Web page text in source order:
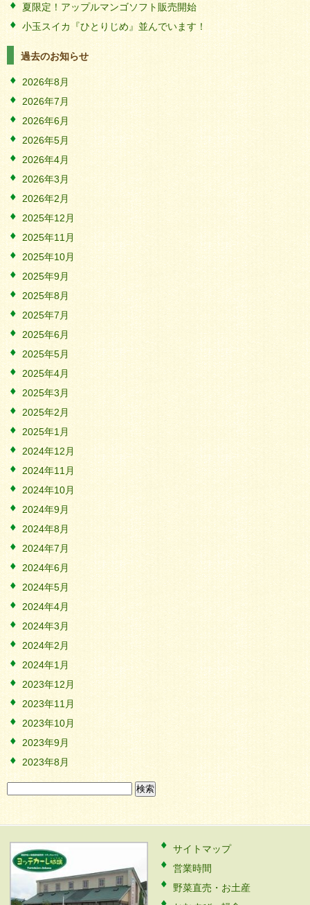
夏限定！アップルマンゴソフト販売開始
小玉スイカ『ひとりじめ』並んでいます！
過去のお知らせ
2026年8月
2026年7月
2026年6月
2026年5月
2026年4月
2026年3月
2026年2月
2025年12月
2025年11月
2025年10月
2025年9月
2025年8月
2025年7月
2025年6月
2025年5月
2025年4月
2025年3月
2025年2月
2025年1月
2024年12月
2024年11月
2024年10月
2024年9月
2024年8月
2024年7月
2024年6月
2024年5月
2024年4月
2024年3月
2024年2月
2024年1月
2023年12月
2023年11月
2023年10月
2023年9月
2023年8月
索:
サイトマップ
営業時間
野菜直売・お土産